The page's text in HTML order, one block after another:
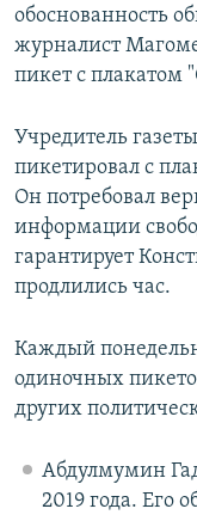
обоснованность
журналист
пикет с плакатом
Учредитель
пикетировал с
Он потребовал
информации
гарантирует
продлились час.
Каждый
одиночных
других
Абдулмумин
2019 года. Его